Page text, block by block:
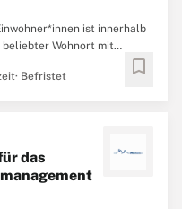
ist innerhalb
Wohnort mit
auf das charmante
· Befristet bookmark
das